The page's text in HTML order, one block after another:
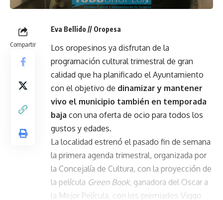
Compartir
Eva Bellido // Oropesa
Los oropesinos ya disfrutan de la
programación cultural trimestral de gran
calidad que ha planificado el Ayuntamiento
con el objetivo de dinamizar y mantener
vivo el municipio también en temporada
baja con una oferta de ocio para todos los
gustos y edades.
La localidad estrenó el pasado fin de semana
la primera agenda trimestral, organizada por
la Concejalía de Cultura, con la proyección de
la película Green Book, ganadora del Oscar a
la Mejor Película, con los premiados Viggo